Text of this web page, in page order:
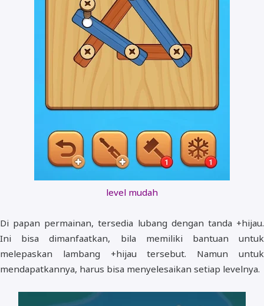
level mudah
Di papan permainan, tersedia lubang dengan tanda +hijau.
Ini bisa dimanfaatkan, bila memiliki bantuan untuk
melepaskan lambang +hijau tersebut. Namun untuk
mendapatkannya, harus bisa menyelesaikan setiap levelnya.